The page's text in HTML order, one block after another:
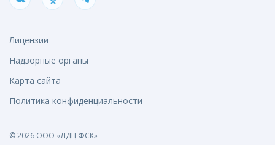
Лицензии
Надзорные органы
Карта сайта
Политика конфиденциальности
© 2026 ООО «ЛДЦ ФСК»